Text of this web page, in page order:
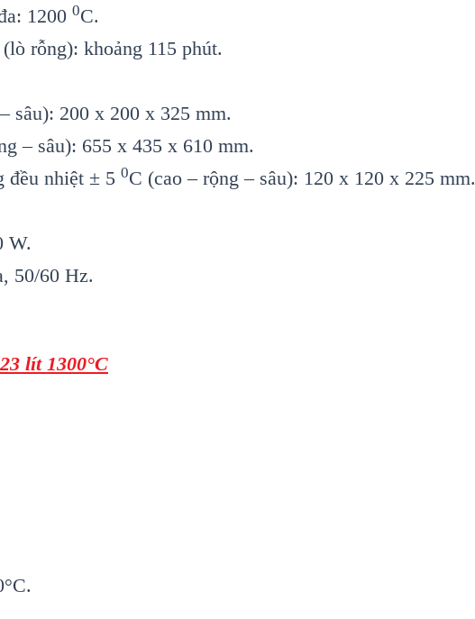
1200 0C.
rỗng): khoảng 115 phút.
sâu): 200 x 200 x 325 mm.
– sâu): 655 x 435 x 610 mm.
đều nhiệt ± 5 0C (cao – rộng – sâu): 120 x 120 x 225 mm.
W.
50/60 Hz.
lít 1300°C